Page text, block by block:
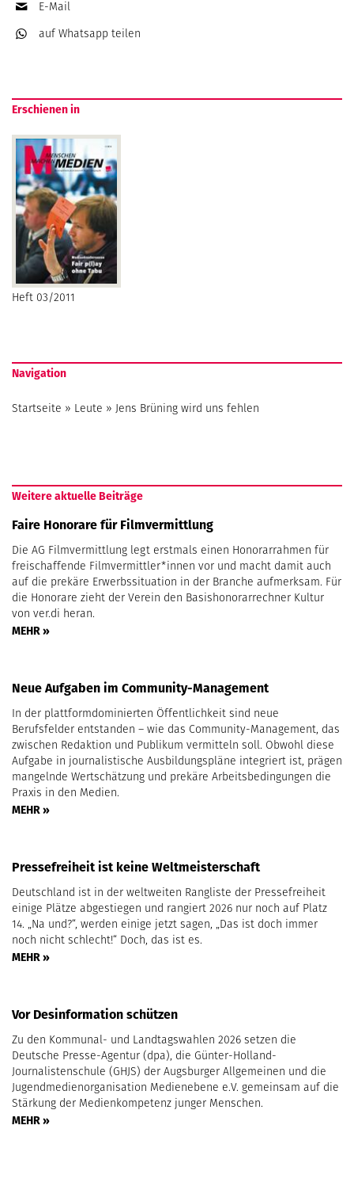
E-Mail
auf Whatsapp teilen
Erschienen in
Heft 03/2011
Navigation
Startseite » Leute » Jens Brüning wird uns fehlen
Weitere aktuelle Beiträge
Faire Honorare für Filmvermittlung
Die AG Filmvermittlung legt erstmals einen Honorarrahmen für
freischaffende Filmvermittler*innen vor und macht damit auch
auf die prekäre Erwerbssituation in der Branche aufmerksam. Für
die Honorare zieht der Verein den Basishonorarrechner Kultur
von ver.di heran.
MEHR »
Neue Aufgaben im Community-Management
In der plattformdominierten Öffentlichkeit sind neue
Berufsfelder entstanden – wie das Community-Management, das
zwischen Redaktion und Publikum vermitteln soll. Obwohl diese
Aufgabe in journalistische Ausbildungspläne integriert ist, prägen
mangelnde Wertschätzung und prekäre Arbeitsbedingungen die
Praxis in den Medien.
MEHR »
Pressefreiheit ist keine Weltmeisterschaft
Deutschland ist in der weltweiten Rangliste der Pressefreiheit
einige Plätze abgestiegen und rangiert 2026 nur noch auf Platz
14. „Na und?“, werden einige jetzt sagen, „Das ist doch immer
noch nicht schlecht!“ Doch, das ist es.
MEHR »
Vor Desinformation schützen
Zu den Kommunal- und Landtagswahlen 2026 setzen die
Deutsche Presse-Agentur (dpa), die Günter-Holland-
Journalistenschule (GHJS) der Augsburger Allgemeinen und die
Jugendmedienorganisation Medienebene e.V. gemeinsam auf die
Stärkung der Medienkompetenz junger Menschen.
MEHR »